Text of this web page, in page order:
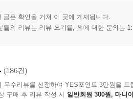
글은 확인을 거쳐 이 곳에 게재됩니다.
들의 리뷰는 리뷰 쓰기를, 책에 대한 문의는
(186건)
우수리뷰를 선정하여 YES포인트 3만원을 드
구매 후 리뷰 작성 시 일반회원 300원, 마니